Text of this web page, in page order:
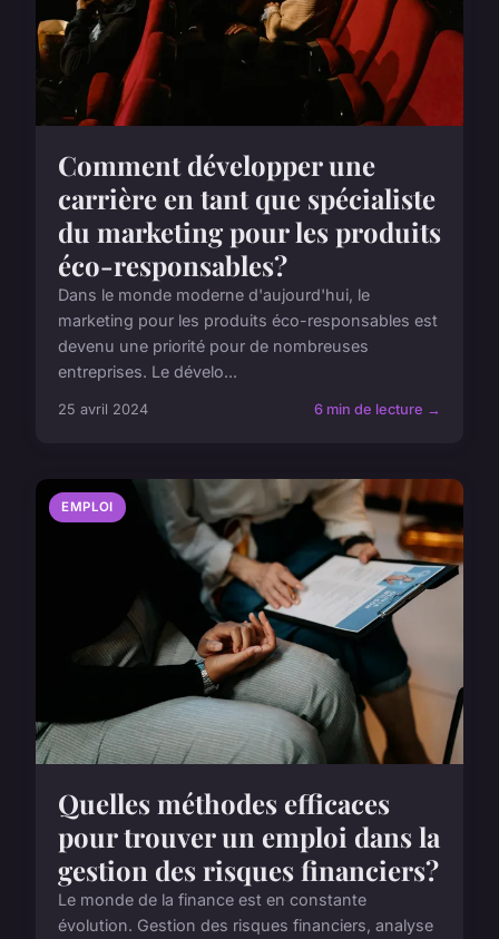
Comment développer une
carrière en tant que spécialiste
du marketing pour les produits
éco-responsables?
Dans le monde moderne d'aujourd'hui, le
marketing pour les produits éco-responsables est
devenu une priorité pour de nombreuses
entreprises. Le dévelo...
25 avril 2024 6 min de lecture →
EMPLOI
Quelles méthodes efficaces
pour trouver un emploi dans la
gestion des risques financiers?
Le monde de la finance est en constante
évolution. Gestion des risques financiers, analyse